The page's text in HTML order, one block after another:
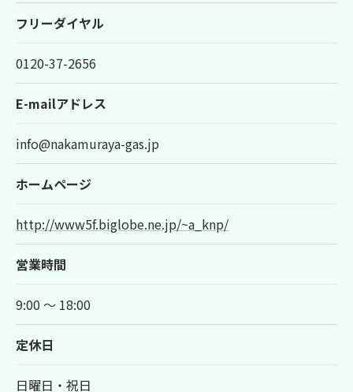
フリーダイヤル
0120-37-2656
E-mailアドレス
info@nakamuraya-gas.jp
ホームページ
http://www5f.biglobe.ne.jp/~a_knp/
営業時間
9:00 ～ 18:00
定休日
日曜日・祝日